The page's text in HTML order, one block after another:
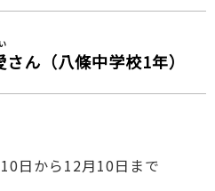
さん（八條中学校1年）
日から12月10日まで